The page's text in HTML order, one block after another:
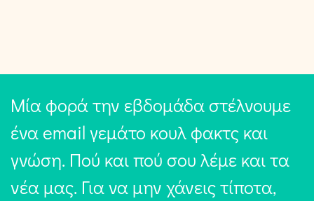
Μία φορά την εβδομάδα στέλνουμε
ένα email γεμάτο κουλ φακτς και
γνώση. Πού και πού σου λέμε και τα
νέα μας. Για να μην χάνεις τίποτα,